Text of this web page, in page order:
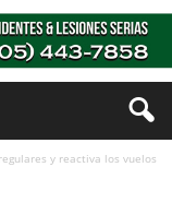
y reactiva los vuelos